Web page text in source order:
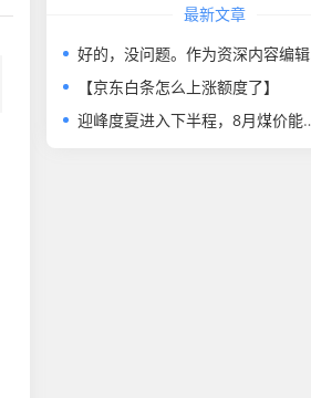
最新文章
好的，没问题。作为资深内容编辑，我将为您打造一篇符合要求的专业教程文章。
【京东白条怎么上涨额度了】
迎峰度夏进入下半程，8月煤价能否走强？